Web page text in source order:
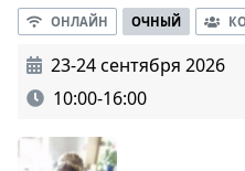
ОНЛАЙН ОЧНЫЙ
23-24 сентября 2026
10:00-16:00